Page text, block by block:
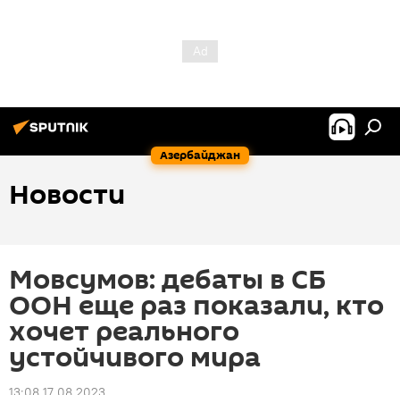
Азербайджан
Новости
Мовсумов: дебаты в СБ
ООН еще раз показали, кто
хочет реального
устойчивого мира